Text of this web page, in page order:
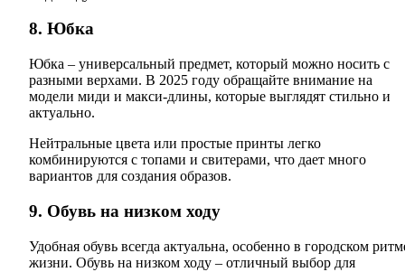
8. Юбка
Юбка – универсальный предмет, который можно носить с
разными верхами. В 2025 году обращайте внимание на
модели миди и макси-длины, которые выглядят стильно и
актуально.
Нейтральные цвета или простые принты легко
комбинируются с топами и свитерами, что дает много
вариантов для создания образов.
9. Обувь на низком ходу
Удобная обувь всегда актуальна, особенно в городском
жизни. Обувь на низком ходу – отличный выбор для